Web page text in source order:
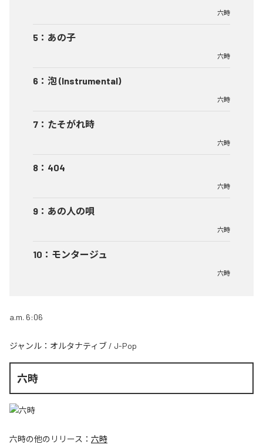
六時
5 ： あの子
六時
6 ： 泡 (Instrumental)
六時
7 ： たそがれ時
六時
8 ： 404
六時
9 ： あの人の唄
六時
10 ： モンタージュ
六時
a.m. 6:06
ジャンル： オルタナティブ / J-Pop
六時
六時の他のリリース： 六時